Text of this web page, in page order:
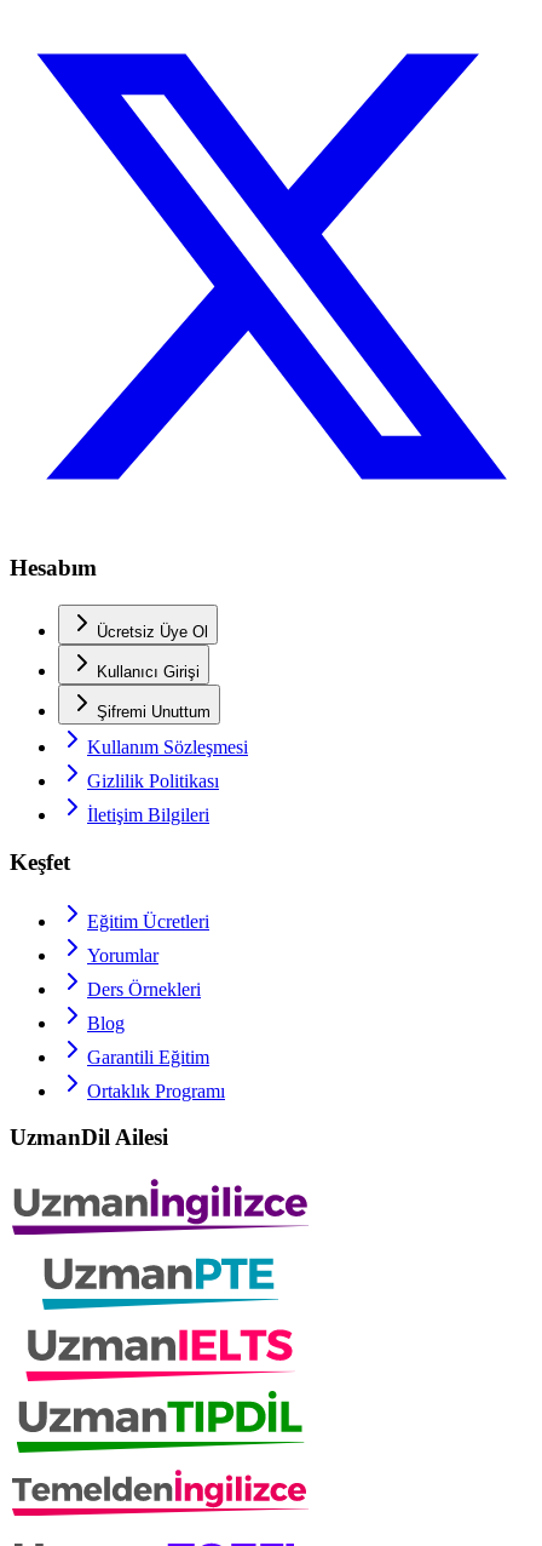
Hesabım
Ücretsiz Üye Ol
Kullanıcı Girişi
Şifremi Unuttum
Kullanım Sözleşmesi
Gizlilik Politikası
İletişim Bilgileri
Keşfet
Eğitim Ücretleri
Yorumlar
Ders Örnekleri
Blog
Garantili Eğitim
Ortaklık Programı
UzmanDil Ailesi